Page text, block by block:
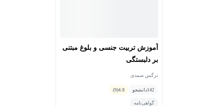
آموزش تربیت جنسی و بلوغ مبتنی
بر دلبستگی
نرگس صمدی
142دانشجو 4.8
(9)
گواهی‌نامه